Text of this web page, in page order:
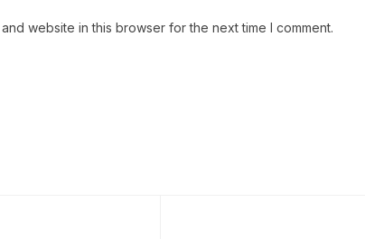
website in this browser for the next time I comment.